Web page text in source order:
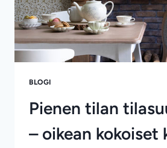
BLOGI
Pienen tilan
– oikean kokoiset